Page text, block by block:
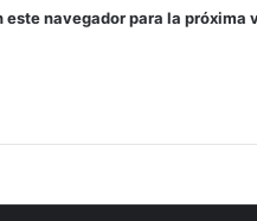
navegador para la próxima